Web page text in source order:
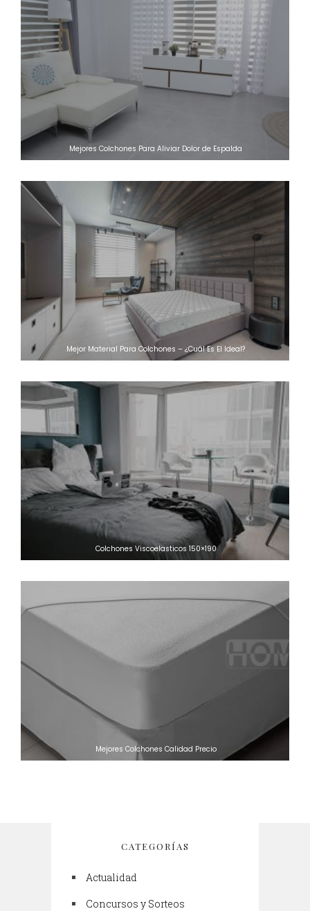
Mejores Colchones Para Aliviar Dolor de Espalda
Mejor Material Para Colchones – ¿Cuál Es El Ideal?
Colchones Viscoelasticos 150×190
Mejores Colchones Calidad Precio
CATEGORÍAS
Actualidad
Concursos y Sorteos